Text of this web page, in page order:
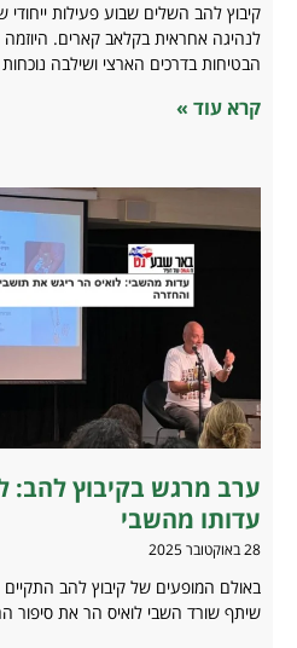
קיבוץ להב השלים שבוע פעילות
לנהיגה אחראית בקלאב קארים.
הבטיחות בדרכים הארצי ושילבה נוכחות
קרא עוד »
ערב מרגש בקיבוץ להב:
עדותו מהשבי
28 באוקטובר 2025
באולם המופעים של קיבוץ להב התקיים
שיתף שורד השבי לואיס הר את סיפור